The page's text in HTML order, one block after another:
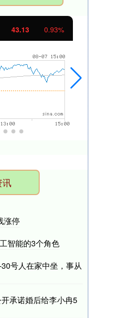
43.13 0.93%
讯
涨停
智能的3个角色
号人在家中坐，事从
承诺婚后给李小冉5